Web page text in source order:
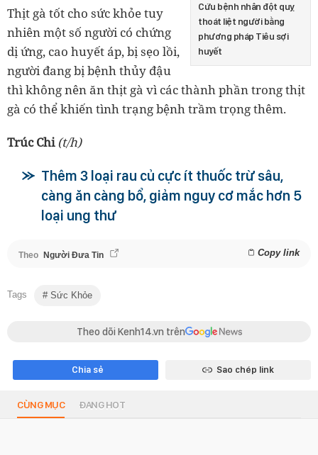
Cứu bệnh nhân đột quỵ
thoát liệt người bằng
phương pháp Tiêu sợi
huyết
Thịt gà tốt cho sức khỏe tuy
nhiên một số người có chứng
dị ứng, cao huyết áp, bị sẹo lồi,
người đang bị bệnh thủy đậu
thì không nên ăn thịt gà vì các thành phần trong thịt
gà có thể khiến tình trạng bệnh trầm trọng thêm.
Trúc Chi(t/h)
Thêm 3 loại rau củ cực ít thuốc trừ sâu,
càng ăn càng bổ, giảm nguy cơ mắc hơn 5
loại ung thư
Theo Người Đưa Tin Copy link
Tags Sức Khỏe
Theo dõi Kenh14.vn trên
Chia sẻ Sao chép link
CÙNG MỤC ĐANG HOT